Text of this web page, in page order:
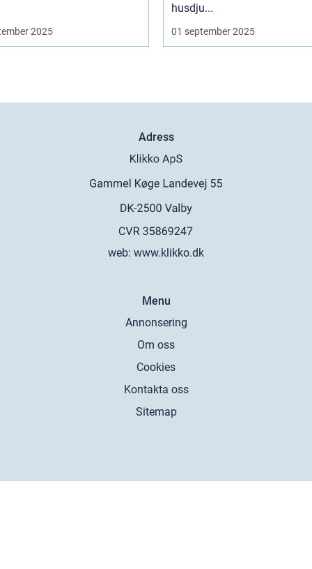
2025
husdju...
01 september 2025
Adress
web: www.klikko.dk
Menu
Annonsering
Om oss
Cookies
Kontakta oss
Sitemap